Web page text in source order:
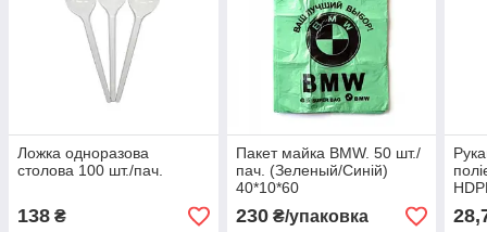
Ложка одноразова
столова 100 шт./пач.
138 ₴
Пакет майка BMW. 50 шт./
пач. (Зеленый/Синій)
40*10*60
230₴/упаковка